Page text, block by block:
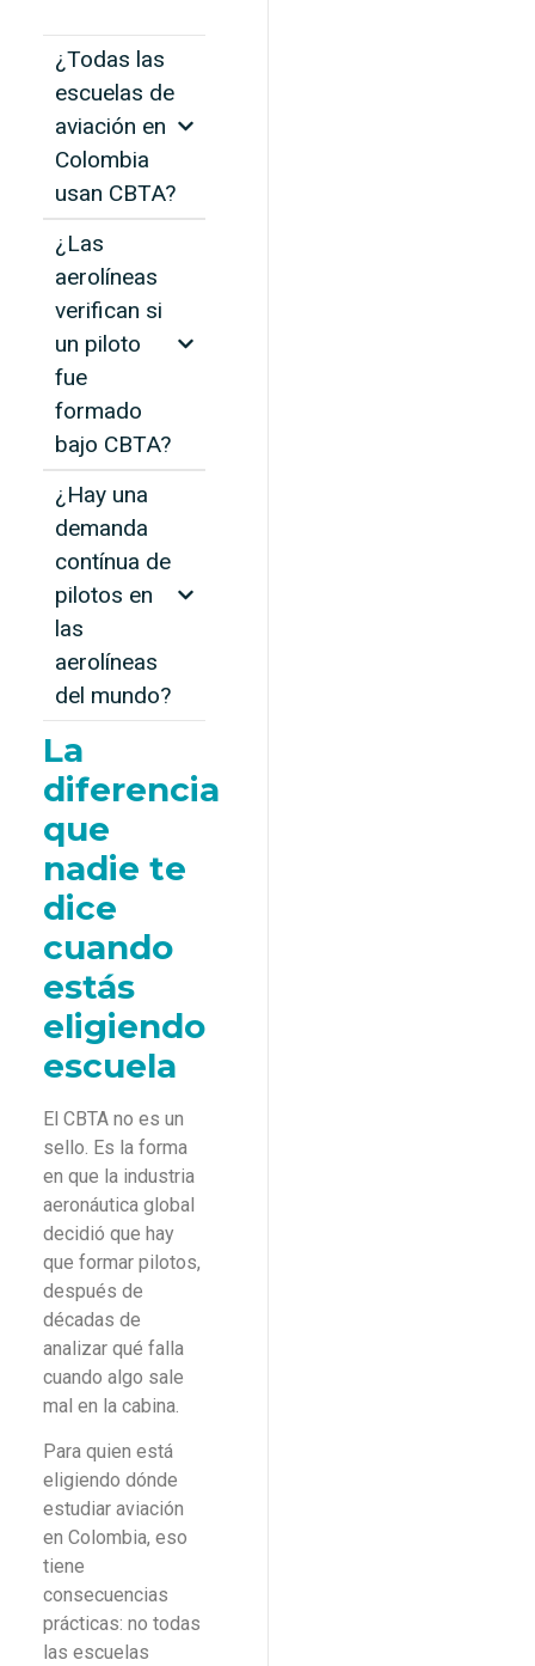
¿Todas las
escuelas de
aviación en
Colombia
usan CBTA?
¿Las
aerolíneas
verifican si
un piloto
fue
formado
bajo CBTA?
¿Hay una
demanda
contínua de
pilotos en
las
aerolíneas
del mundo?
La
diferencia
que
nadie te
dice
cuando
estás
eligiendo
escuela
El CBTA no es un
sello. Es la forma
en que la industria
aeronáutica global
decidió que hay
que formar pilotos,
después de
décadas de
analizar qué falla
cuando algo sale
mal en la cabina.
Para quien está
eligiendo dónde
estudiar aviación
en Colombia, eso
tiene
consecuencias
prácticas: no todas
las escuelas